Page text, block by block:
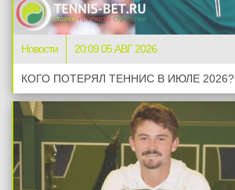
Новости 20:09 05 АВГ 2026
КОГО ПОТЕРЯЛ ТЕННИС В ИЮЛЕ 2026?